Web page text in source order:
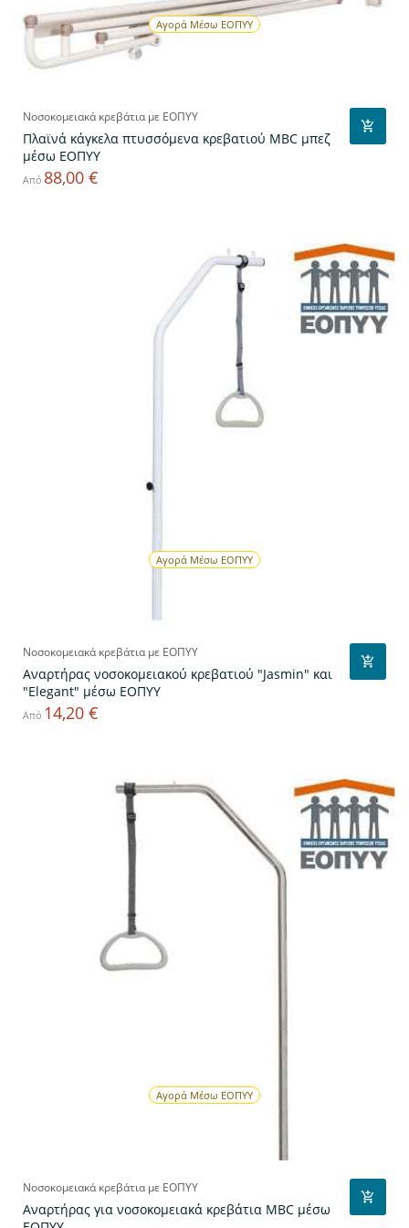
Αγορά Μέσω ΕΟΠΥΥ
Νοσοκομειακά κρεβάτια με ΕΟΠΥΥ
Πλαϊνά κάγκελα πτυσσόμενα κρεβατιού MBC μπεζ
μέσω ΕΟΠΥΥ
Από Τιμή
88,00 €
Αγορά Μέσω ΕΟΠΥΥ
Νοσοκομειακά κρεβάτια με ΕΟΠΥΥ
Αναρτήρας νοσοκομειακού κρεβατιού "Jasmin" και
"Elegant" μέσω ΕΟΠΥΥ
Από Τιμή
14,20 €
Αγορά Μέσω ΕΟΠΥΥ
Νοσοκομειακά κρεβάτια με ΕΟΠΥΥ
Αναρτήρας για νοσοκομειακά κρεβάτια MBC μέσω